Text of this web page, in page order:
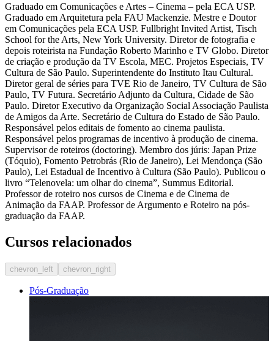
Graduado em Comunicações e Artes – Cinema – pela ECA USP.
Graduado em Arquitetura pela FAU Mackenzie. Mestre e Doutor
em Comunicações pela ECA USP. Fullbright Invited Artist, Tisch
School for the Arts, New York University. Diretor de fotografia e
depois roteirista na Fundação Roberto Marinho e TV Globo. Diretor
de criação e produção da TV Escola, MEC. Projetos Especiais, TV
Cultura de São Paulo. Superintendente do Instituto Itau Cultural.
Diretor geral de séries para TVE Rio de Janeiro, TV Cultura de São
Paulo, TV Futura. Secretário Adjunto da Cultura, Cidade de São
Paulo. Diretor Executivo da Organização Social Associação Paulista
de Amigos da Arte. Secretário de Cultura do Estado de São Paulo.
Responsável pelos editais de fomento ao cinema paulista.
Responsável pelos programas de incentivo à produção de cinema.
Supervisor de roteiros (doctoring). Membro dos júris: Japan Prize
(Tóquio), Fomento Petrobrás (Rio de Janeiro), Lei Mendonça (São
Paulo), Lei Estadual de Incentivo à Cultura (São Paulo). Publicou o
livro “Telenovela: um olhar do cinema”, Summus Editorial.
Professor de roteiro nos cursos de Cinema e de Cinema de
Animação da FAAP. Professor de Argumento e Roteiro na pós-
graduação da FAAP.
Cursos relacionados
chevron_left chevron_right
Pós-Graduação